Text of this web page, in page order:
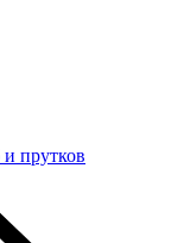
прутков